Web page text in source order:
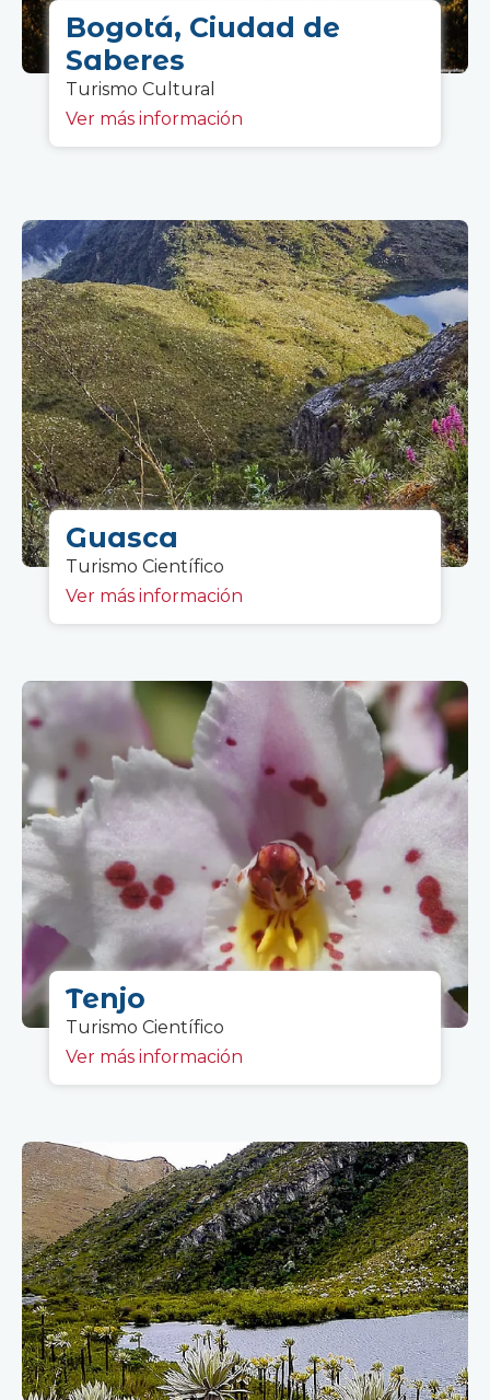
Bogotá, Ciudad de
Saberes
Turismo Cultural
Ver más información
Guasca
Turismo Científico
Ver más información
Tenjo
Turismo Científico
Ver más información